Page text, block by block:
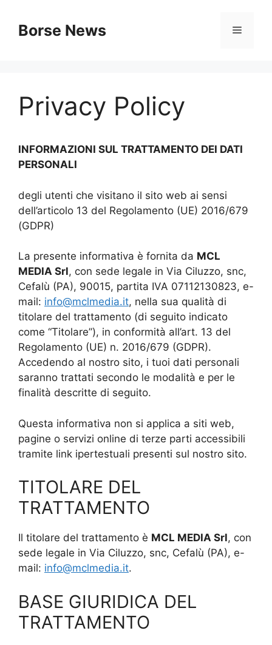
contenuto
Borse News Menu
Privacy Policy
INFORMAZIONI SUL TRATTAMENTO DEI DATI
PERSONALI
degli utenti che visitano il sito web ai sensi
dell’articolo 13 del Regolamento (UE) 2016/679
(GDPR)
La presente informativa è fornita da MCL
MEDIA Srl, con sede legale in Via Ciluzzo, snc,
Cefalù (PA), 90015, partita IVA 07112130823, e-
mail: info@mclmedia.it, nella sua qualità di
titolare del trattamento (di seguito indicato
come “Titolare”), in conformità all’art. 13 del
Regolamento (UE) n. 2016/679 (GDPR).
Accedendo al nostro sito, i tuoi dati personali
saranno trattati secondo le modalità e per le
finalità descritte di seguito.
Questa informativa non si applica a siti web,
pagine o servizi online di terze parti accessibili
tramite link ipertestuali presenti sul nostro sito.
TITOLARE DEL
TRATTAMENTO
Il titolare del trattamento è MCL MEDIA Srl, con
sede legale in Via Ciluzzo, snc, Cefalù (PA), e-
mail: info@mclmedia.it.
BASE GIURIDICA DEL
TRATTAMENTO